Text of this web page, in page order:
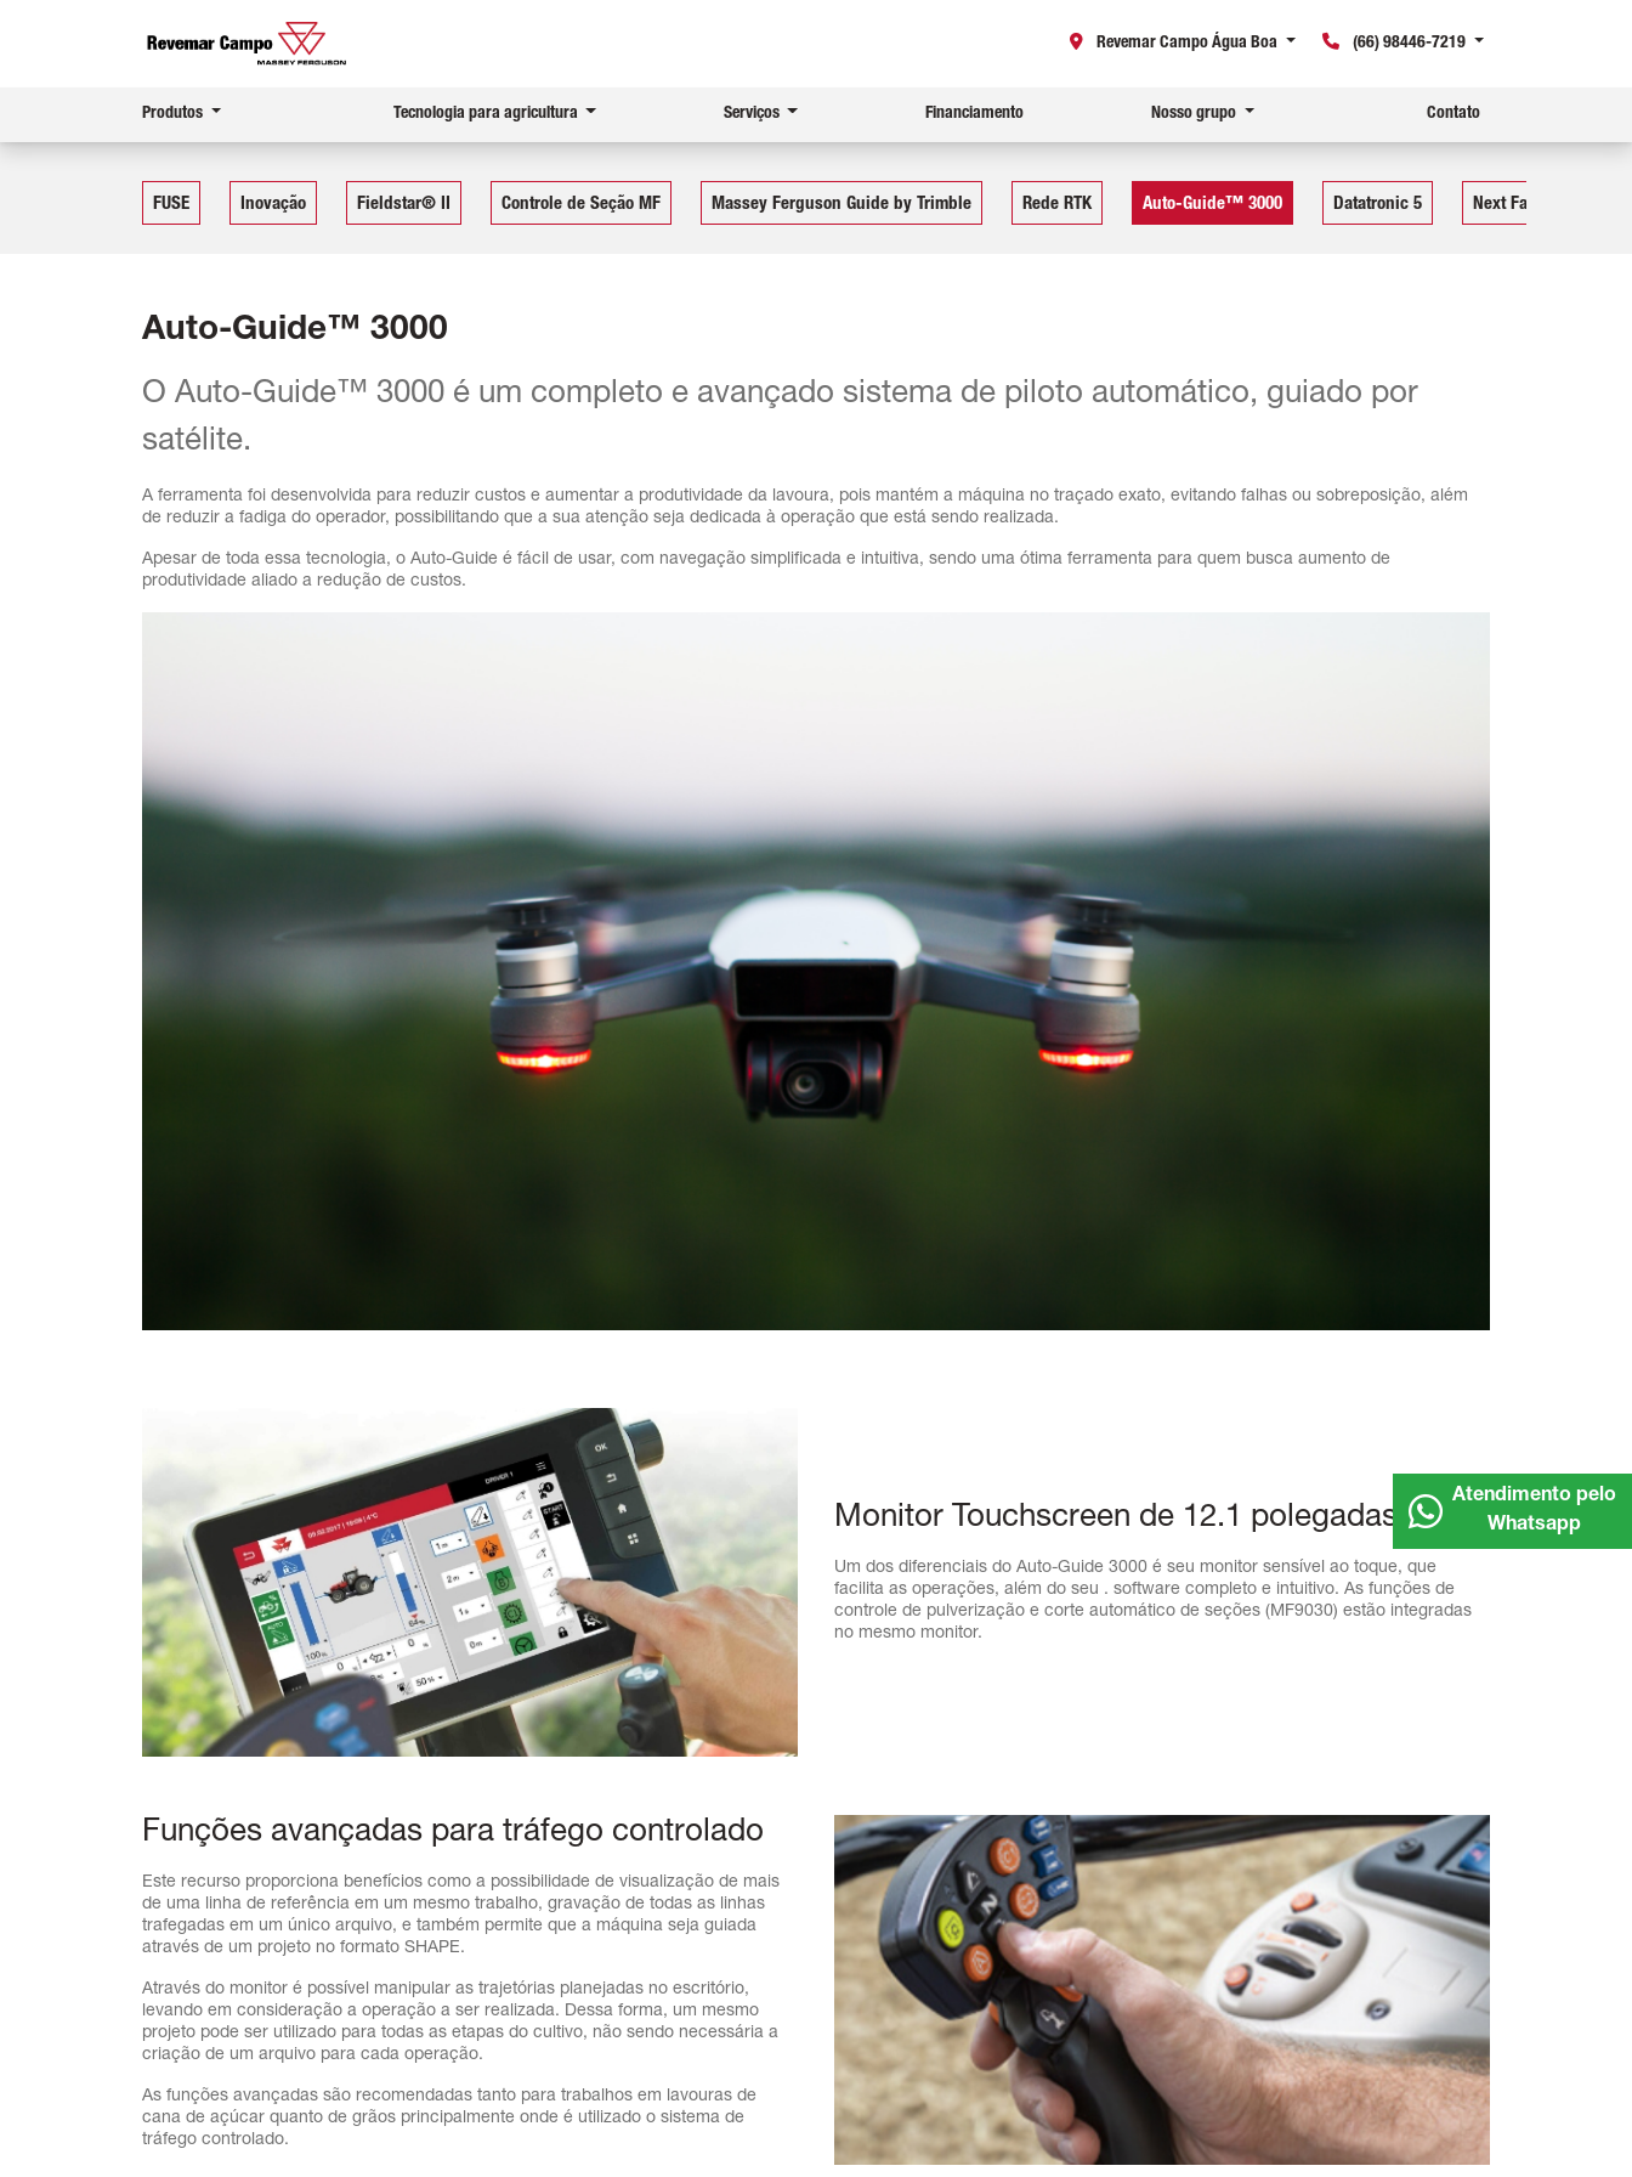
(66) 98446-7219
Revemar Campo Água Boa
Produtos Tecnologia para agricultura Serviços Financiamento Nosso grupo Contato
FUSE Inovação Fieldstar® II Controle de Seção MF Massey Ferguson Guide by Trimble Rede RTK Auto-Guide™ 3000 Datatronic 5 Next Farming
Auto-Guide™ 3000
O Auto-Guide™ 3000 é um completo e avançado sistema de piloto automático, guiado por
satélite.
A ferramenta foi desenvolvida para reduzir custos e aumentar a produtividade da lavoura, pois mantém a máquina no traçado exato, evitando falhas ou sobreposição, além
de reduzir a fadiga do operador, possibilitando que a sua atenção seja dedicada à operação que está sendo realizada.
Apesar de toda essa tecnologia, o Auto-Guide é fácil de usar, com navegação simplificada e intuitiva, sendo uma ótima ferramenta para quem busca aumento de
produtividade aliado a redução de custos.
Monitor Touchscreen de 12.1 polegadas
Um dos diferenciais do Auto-Guide 3000 é seu monitor sensível ao toque, que
facilita as operações, além do seu . software completo e intuitivo. As funções de
controle de pulverização e corte automático de seções (MF9030) estão integradas
no mesmo monitor.
Funções avançadas para tráfego controlado
Este recurso proporciona benefícios como a possibilidade de visualização de mais
de uma linha de referência em um mesmo trabalho, gravação de todas as linhas
trafegadas em um único arquivo, e também permite que a máquina seja guiada
através de um projeto no formato SHAPE.
Através do monitor é possível manipular as trajetórias planejadas no escritório,
levando em consideração a operação a ser realizada. Dessa forma, um mesmo
projeto pode ser utilizado para todas as etapas do cultivo, não sendo necessária a
criação de um arquivo para cada operação.
As funções avançadas são recomendadas tanto para trabalhos em lavouras de
cana de açúcar quanto de grãos principalmente onde é utilizado o sistema de
tráfego controlado.
Atendimento pelo
Whatsapp